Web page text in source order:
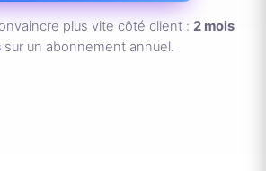
plus vite côté client : 2 mois
sur un abonnement annuel.